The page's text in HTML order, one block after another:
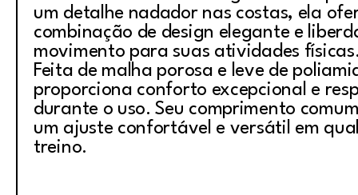
um detalhe nadador nas costas, ela
combinação de design elegante e
movimento para suas atividades
Feita de malha porosa e leve de
proporciona conforto excepcional e
durante o uso. Seu comprimento
um ajuste confortável e versátil em
treino.